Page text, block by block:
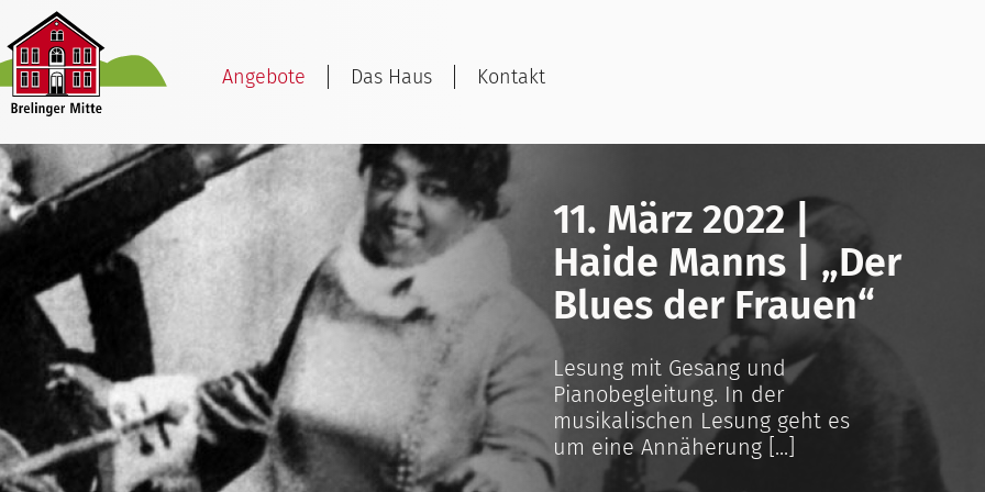
Angebote Das Haus Kontakt
11. März 2022 |
Haide Manns | „Der
Blues der Frauen“
Lesung mit Gesang und
Pianobegleitung. In der
musikalischen Lesung geht es
um eine Annäherung [...]